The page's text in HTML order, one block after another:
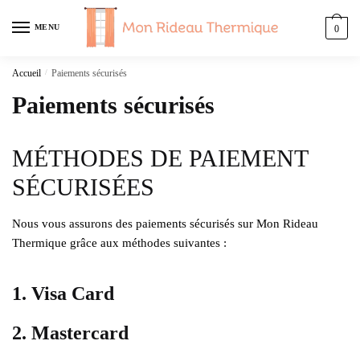
MENU 0
Accueil / Paiements sécurisés
Paiements sécurisés
MÉTHODES DE PAIEMENT
SÉCURISÉES
Nous vous assurons des paiements sécurisés sur Mon Rideau
Thermique grâce aux méthodes suivantes :
1. Visa Card
2. Mastercard